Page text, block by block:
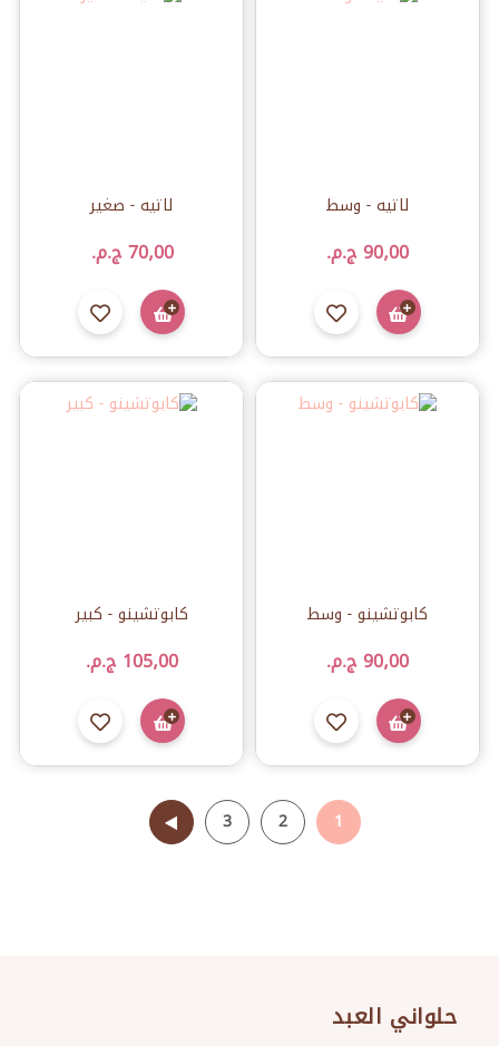
لاتيه - وسط
90٫00 ج.م.‏
لاتيه - صغير
70٫00 ج.م.‏
كابوتشينو - وسط
90٫00 ج.م.‏
كابوتشينو - كبير
105٫00 ج.م.‏
1
2
3
حلواني العبد